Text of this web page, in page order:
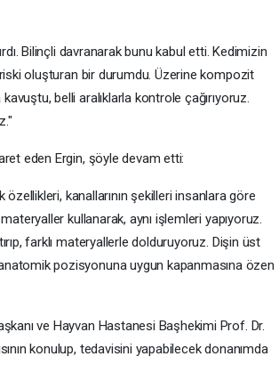
Bilinçli davranarak bunu kabul etti. Kedimizin
riski oluşturan bir durumdu. Üzerine kompozit
belli aralıklarla kontrole çağırıyoruz.
eden Ergin, şöyle devam etti:
kanallarının şekilleri insanlara göre
kullanarak, aynı işlemleri yapıyoruz.
farklı materyallerle dolduruyoruz. Dişin üst
pozisyonuna uygun kapanmasına özen
ve Hayvan Hastanesi Başhekimi Prof. Dr.
konulup, tedavisini yapabilecek donanımda